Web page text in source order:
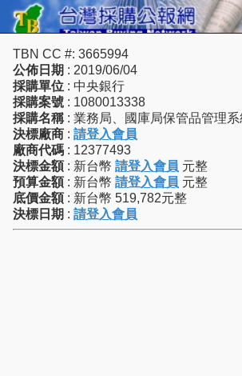
TBN CC #: 3665994
公佈日期 : 2019/06/04
採購單位 : 中央銀行
採購案號 : 1080013338
採購名稱 : 業務局、國庫局保管品管理
決標廠商 : 請登入會員
廠商代碼 : 12377493
決標金額 : 新台幣 請登入會員 元整
預算金額 : 新台幣 請登入會員 元整
底價金額 : 新台幣 519,782元整
決標日期 : 請登入會員